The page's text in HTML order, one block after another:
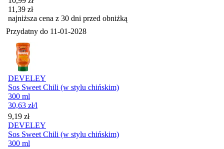
11,39 zł
najniższa cena z 30 dni przed obniżką
Przydatny do 11-01-2028
DEVELEY
Sos Sweet Chili (w stylu chińskim)
300 ml
30,63 zł/l
Cena
9,19 zł
DEVELEY
Sos Sweet Chili (w stylu chińskim)
300 ml